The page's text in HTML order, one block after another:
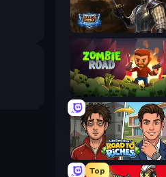
Battle Arena
Zombie Road
Life Simulator: Road to Riches
Top